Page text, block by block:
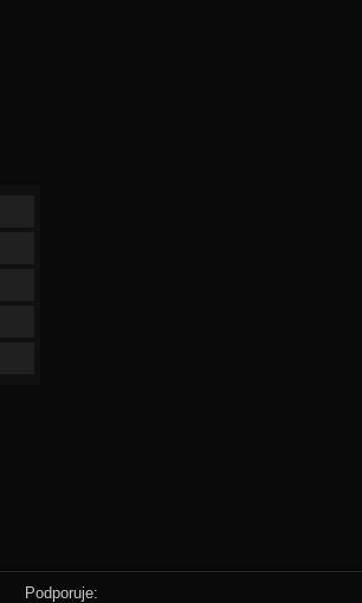
Podporuje: